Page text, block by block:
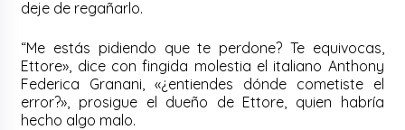
deje de regañarlo.
“Me estás pidiendo que te perdone? Te equivocas,
Ettore», dice con fingida molestia el italiano Anthony
Federica Granani, «¿entiendes dónde cometiste el
error?», prosigue el dueño de Ettore, quien habría
hecho algo malo.